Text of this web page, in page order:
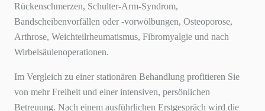
Rückenschmerzen, Schulter-Arm-Syndrom,
Bandscheibenvorfällen oder -vorwölbungen, Osteoporose,
Arthrose, Weichteilrheumatismus, Fibromyalgie und nach
Wirbelsäulenoperationen.
Im Vergleich zu einer stationären Behandlung profitieren Sie
von mehr Freiheit und einer intensiven, persönlichen
Betreuung. Nach einem ausführlichen Erstgespräch wird die